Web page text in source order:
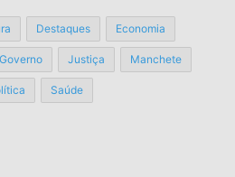
Destaques Economia
Governo Justiça Manchete
Saúde